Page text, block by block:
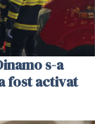
s-a
fost activat